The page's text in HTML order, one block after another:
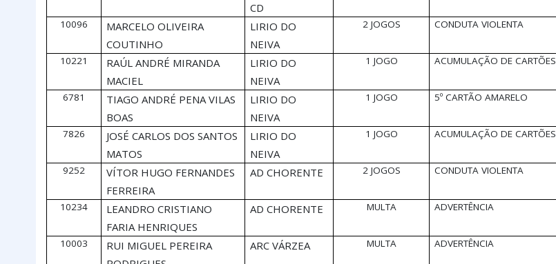
CD
10096
MARCELO OLIVEIRA
COUTINHO
LIRIO DO
NEIVA
2 JOGOS CONDUTA VIOLENTA
10221
RAÚL ANDRÉ MIRANDA
MACIEL
LIRIO DO
NEIVA
1 JOGO ACUMULAÇÃO DE CARTÕES
6781
TIAGO ANDRÉ PENA VILAS
BOAS
LIRIO DO
NEIVA
1 JOGO 5º CARTÃO AMARELO
7826
JOSÉ CARLOS DOS SANTOS
MATOS
LIRIO DO
NEIVA
1 JOGO ACUMULAÇÃO DE CARTÕES
9252
VÍTOR HUGO FERNANDES
FERREIRA
AD CHORENTE 2 JOGOS CONDUTA VIOLENTA
10234
LEANDRO CRISTIANO
FARIA HENRIQUES
AD CHORENTE MULTA ADVERTÊNCIA
10003
RUI MIGUEL PEREIRA
ARC VÁRZEA MULTA ADVERTÊNCIA